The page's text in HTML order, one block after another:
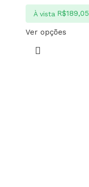
À vista R$189,05
Ver opções